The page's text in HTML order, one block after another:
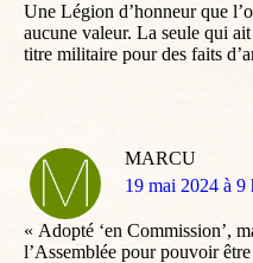
Une Légion d’honneur que
aucune valeur. La seule qui
titre militaire pour des faits
MARCU
dit
19 mai 2024 à 9
« Adopté ‘en Commission’,
l’Assemblée pour pouvoir